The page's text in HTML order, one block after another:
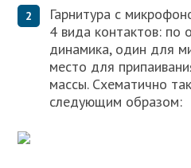
Гарнитура с
4 вида контактов: по
динамика, один для
место для
массы. Схематично
следующим образом: